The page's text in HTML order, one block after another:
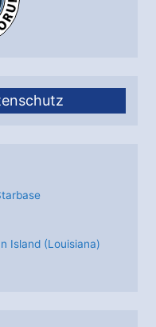
Island (Louisiana)